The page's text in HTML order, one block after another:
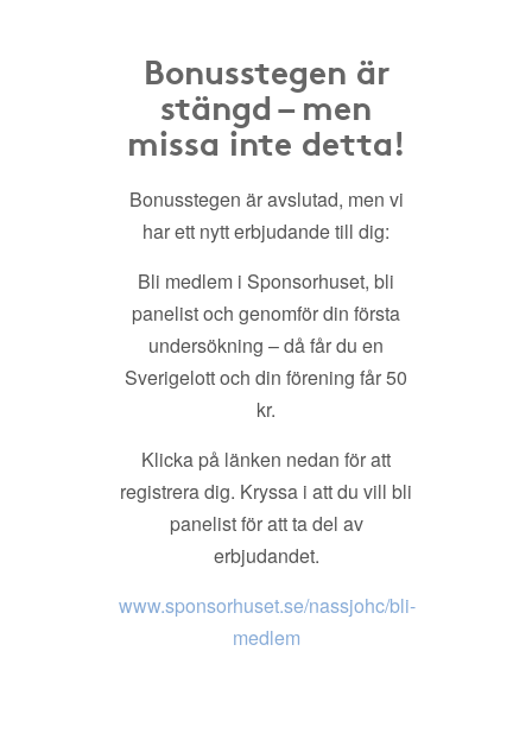
Bonusstegen är
stängd – men
missa inte detta!
Bonusstegen är avslutad, men vi
har ett nytt erbjudande till dig:
Bli medlem i Sponsorhuset, bli
panelist och genomför din första
undersökning – då får du en
Sverigelott och din förening får 50
kr.
Klicka på länken nedan för att
registrera dig. Kryssa i att du vill bli
panelist för att ta del av
erbjudandet.
www.sponsorhuset.se/nassjohc/bli-
medlem